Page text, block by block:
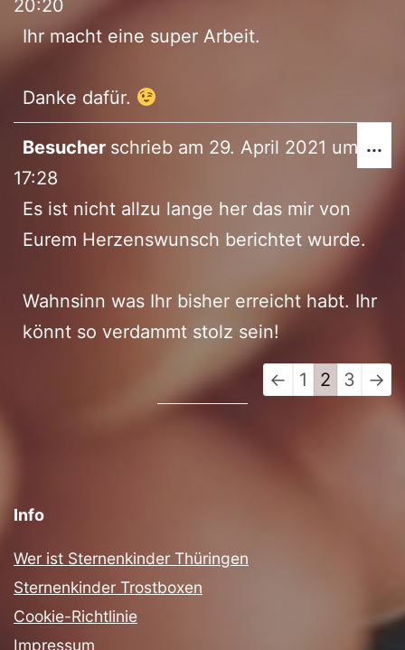
20:20
Ihr macht eine super Arbeit.
Danke dafür.
Besucher schrieb am 29. April 2021 um
17:28
Es ist nicht allzu lange her das mir von
Eurem Herzenswunsch berichtet wurde.
Wahnsinn was Ihr bisher erreicht habt. Ihr
könnt so verdammt stolz sein!
...
Navigation
← 1 2 3 →
Info
Wer ist Sternenkinder Thüringen
Sternenkinder Trostboxen
Cookie-Richtlinie
Impressum